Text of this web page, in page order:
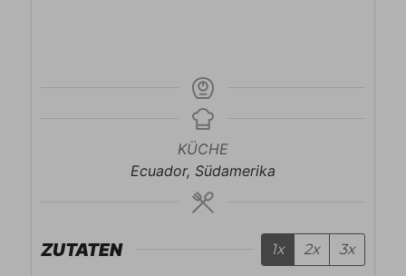
KÜCHE
Ecuador, Südamerika
ZUTATEN 1x 2x 3x